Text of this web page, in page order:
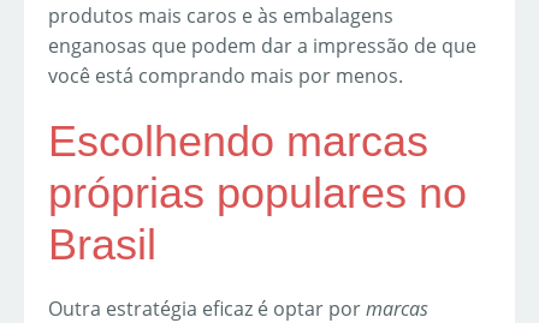
produtos mais caros e às embalagens
enganosas que podem dar a impressão de que
você está comprando mais por menos.
Escolhendo marcas
próprias populares no
Brasil
Outra estratégia eficaz é optar pormarcas